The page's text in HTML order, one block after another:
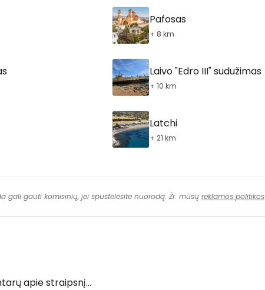
Pafosas
+ 8 km
Laivo "Edro III" sudužimas
+ 10 km
Latchi
+ 21 km
gali gauti komisinių, jei spustelėsite nuorodą. Žr. mūsų reklamos politikos
apie straipsnį...
Tęsti el. paštu